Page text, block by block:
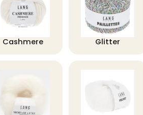
Cashmere Glitter